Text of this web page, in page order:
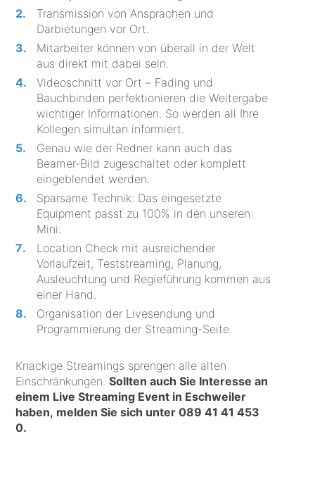
Transmission von Ansprachen und
Darbietungen vor Ort.
Mitarbeiter können von überall in der Welt
aus direkt mit dabei sein.
Videoschnitt vor Ort – Fading und
Bauchbinden perfektionieren die Weitergabe
wichtiger Informationen. So werden all Ihre
Kollegen simultan informiert.
Genau wie der Redner kann auch das
Beamer-Bild zugeschaltet oder komplett
eingeblendet werden.
Sparsame Technik: Das eingesetzte
Equipment passt zu 100% in den unseren
Mini.
Location Check mit ausreichender
Vorlaufzeit, Teststreaming, Planung,
Ausleuchtung und Regieführung kommen aus
einer Hand.
Organisation der Livesendung und
Programmierung der Streaming-Seite.
Knackige Streamings sprengen alle alten
Einschränkungen.Sollten auch Sie Interesse an
einem Live Streaming Event in Eschweiler
haben, melden Sie sich unter089 41 41 453
0.